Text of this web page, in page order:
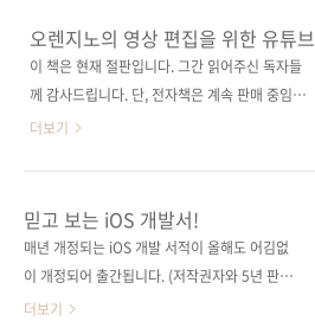
는 코드 에디터에 코드를 작성하면 프리뷰 캔버
스에서 바로 확인할 수 있습니다. 간단하게 인터
페이스를 빌드할 수 있는 직관적인 디..
튼을 딸깍 누릅니다. 출처:
https://www.apple.com/kr/mac/ 무엇이
그토록 맥에 열광하게 하는 걸까요? 첫째는 디자
편집하거나 디자인을 하는 등 전문적인 용도로
만 사용했습니다. 돌려 말하면, 영상 편집과 디자
없죠. 쇼핑도, 인터넷 뱅킹도, 업무도... 그래서 사
람들은 맥을 구매한 후 어쩔 수 없이 Windows
를 설치해서 사용했습니다. 너무 호랑이 담배 ..
오렌지노의 영상 편집을 위한 유튜브
배경음악
이 책은 현재 절판입니다. 그간 읽어주신 독자들
께 감사드립니다. 단, 전자책은 계속 판매 중임을
알려드립니다. 개러지밴드로 시작하는 나만의
[알라딘] [영풍문고] [예스이십사] [인터파크]
[쿠팡] 전자책 구매 사이트(가나다순) [교보문고]
[구글북스] [리디북스] [알라딘] [예스이십사]
호) 출판일 2019년 10월 24일 페이지 276쪽 시
더보기
믿고 보는 iOS 개발서!
매년 개정되는 iOS 개발 서적이 올해도 어김없
이 개정되어 출간됩니다. (저작권자와 5년 판매
계약을 맺고 펴내는 출판사로서는 1년에 한 번씩
더보기